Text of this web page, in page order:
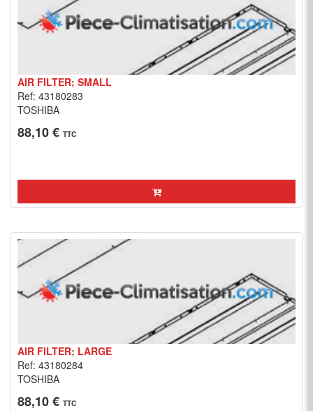
AIR FILTER; SMALL
Ref: 43180283
TOSHIBA
88,10 € TTC
AIR FILTER; LARGE
Ref: 43180284
TOSHIBA
88,10 € TTC